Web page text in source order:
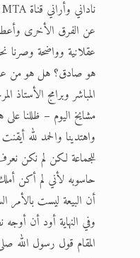
عن الفرق الأخرى
عقلانية وواضحة وصرنا
المباشر وبرامج
مشايخ اليوم – ظللنا
واهتدينا والحمد لله
للجماعة لكن لم نكن
حاسوبه لأني لم أكن
أن البيعة ليست بالأمر
وفي النهاية أود أن
المقام قول رسول الله